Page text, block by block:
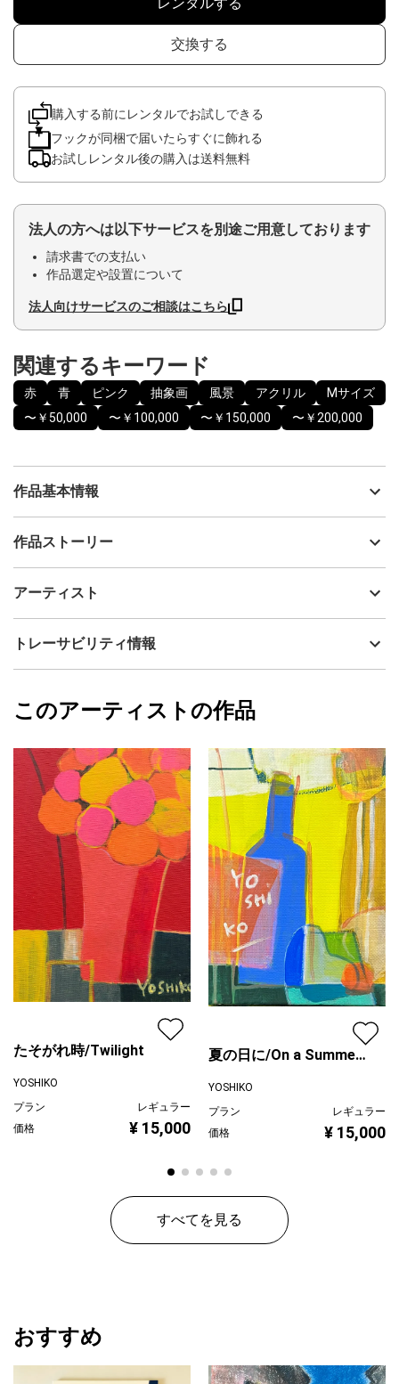
交換する
購入する前にレンタルでお試しできる
フックが同梱で届いたらすぐに飾れる
お試しレンタル後の購入は送料無料
法人の方へは以下サービスを別途ご用意しております
請求書での支払い
作品選定や設置について
法人向けサービスのご相談はこちら
関連するキーワード
赤 青 ピンク 抽象画 風景 アクリル
Mサイズ
〜￥50,000
〜￥100,000 〜￥150,000 〜￥200,000
作品基本情報
出品者
制作年
技法
アクリル
カラー
赤
ピンク
ジャンル
抽象画
配送目安
二週間以内
作品ストーリー
る。その時の印象を描きました。展示イメージより実物は少し横
アーティスト
YOSHIKO
フォローする
トレーサビリティ情報
YOSHIKO
このアーティストの作品
たそがれ時/Twilight
YOSHIKO
プラン
レギュラー
価格
¥ 15,000
夏の日に/On a Summer
YOSHIKO
プラン
レギュラー
価格
¥ 15,000
すべてを見る
おすすめ